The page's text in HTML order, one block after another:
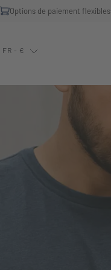
Options de paiement flexibles
FR - €